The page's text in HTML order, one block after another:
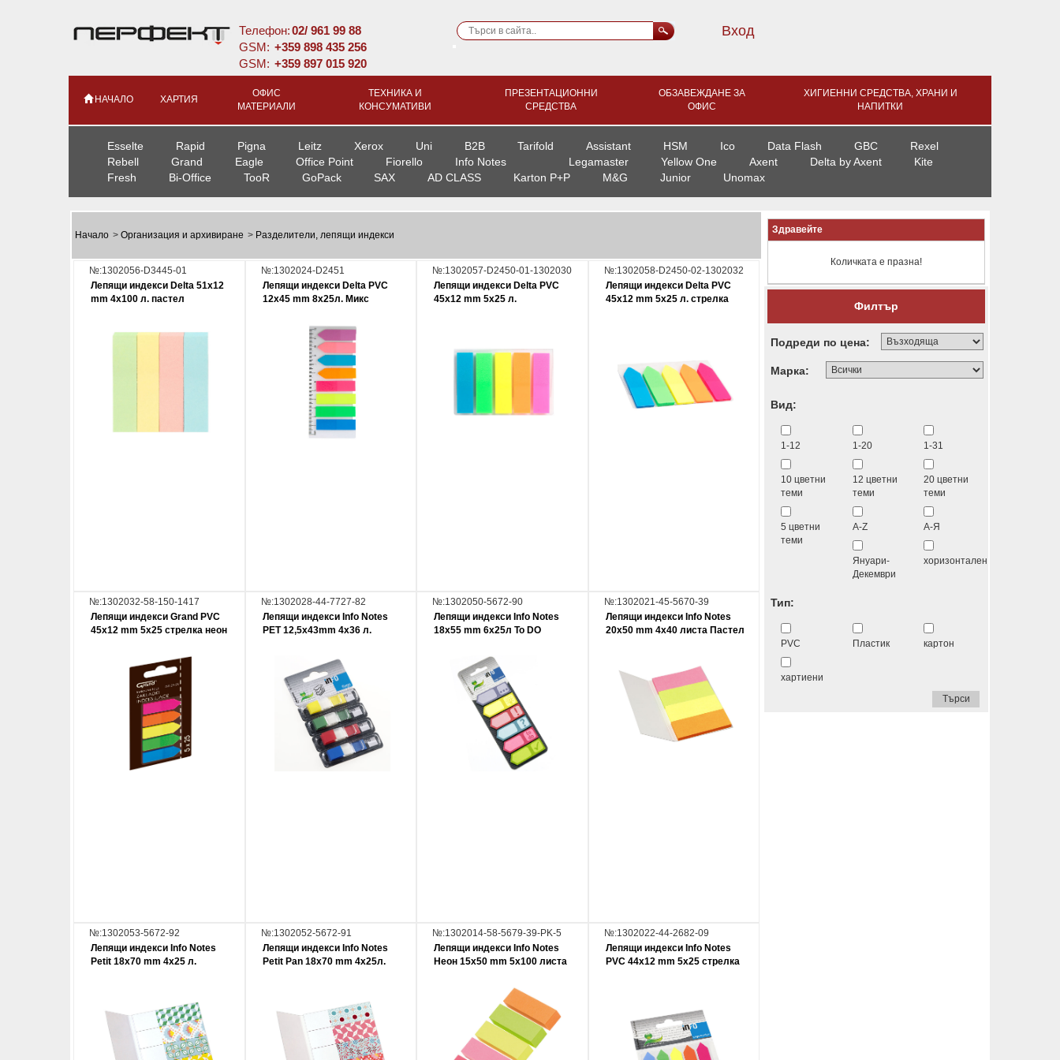
Телефон:02/ 961 99 88
GSM: +359 898 435 256
GSM: +359 897 015 920
Вход
НАЧАЛО ХАРТИЯ
ОФИС
МАТЕРИАЛИ
ТЕХНИКА И
КОНСУМАТИВИ
ПРЕЗЕНТАЦИОННИ
СРЕДСТВА
ОБЗАВЕЖДАНЕ ЗА
ОФИС
ХИГИЕННИ СРЕДСТВА, ХРАНИ И
НАПИТКИ
Esselte Rapid Pigna Leitz Xerox Uni B2B Tarifold Assistant HSM Ico Data Flash GBC
Rexel
Rebell
Grand Eagle Office Point Fiorello Info Notes Legamaster Yellow One Axent Delta by Axent
Kite
Fresh
Bi-Office TooR GoPack SAX AD CLASS Karton P+P M&G Junior Unomax
Начало > Организация и архивиране > Разделители, лепящи индекси
№:1302056-D3445-01
Лепящи индекси Delta 51х12
mm 4x100 л. пастел
№:1302024-D2451
Лепящи индекси Delta PVC
12x45 mm 8x25л. Микс
№:1302057-D2450-01-1302030
Лепящи индекси Delta PVC
45х12 mm 5x25 л.
№:1302058-D2450-02-1302032
Лепящи индекси Delta PVC
45х12 mm 5x25 л. стрелка
№:1302032-58-150-1417
Лепящи индекси Grand PVC
45x12 mm 5x25 стрелка неон
№:1302028-44-7727-82
Лепящи индекси Info Notes
PET 12,5x43mm 4x36 л.
№:1302050-5672-90
Лепящи индекси Info Notes
18x55 mm 6x25л To DO
№:1302021-45-5670-39
Лепящи индекси Info Notes
20х50 mm 4х40 листа Пастел
№:1302053-5672-92
Лепящи индекси Info Notes
Petit 18x70 mm 4x25 л.
№:1302052-5672-91
Лепящи индекси Info Notes
Petit Pan 18x70 mm 4x25л.
№:1302014-58-5679-39-PK-5
Лепящи индекси Info Notes
Неон 15х50 mm 5х100 листа
№:1302022-44-2682-09
Лепящи индекси Info Notes
PVC 44х12 mm 5x25 стрелка
Здравейте
Количката е празна!
Филтър
Подреди по цена:
Марка:
Вид:
1-12 1-20 1-31
10 цветни
теми
12 цветни
теми
20 цветни
теми
5 цветни
теми
A-Z А-Я
Януари-
Декември
хоризонтален
Тип:
PVC Пластик картон
хартиени